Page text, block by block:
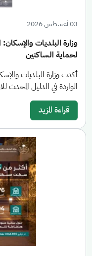
03 أغسطس 2026
وزارة البلديات
لحماية الساكنين
أكدت وزارة البلديات
الواردة في الدليل المحدث
قراءة المزيد